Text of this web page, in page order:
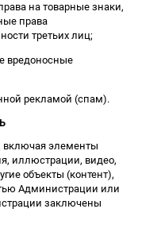
на товарные знаки,
права
третьих лиц;
вредоносные
рекламой (спам).
включая элементы
иллюстрации, видео,
объекты (контент),
Администрации или
заключены